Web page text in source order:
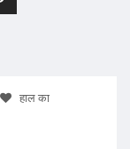
हाल का